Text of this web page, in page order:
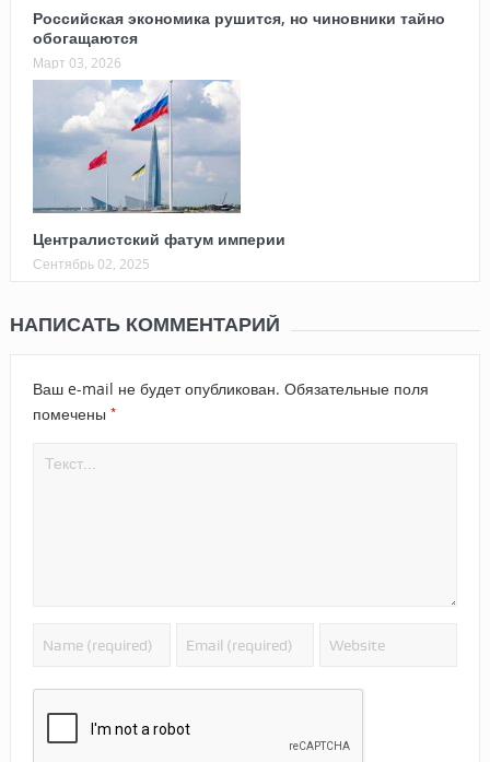
Российская экономика рушится, но чиновники тайно
обогащаются
Март 03, 2026
Централистский фатум империи
Сентябрь 02, 2025
НАПИСАТЬ КОММЕНТАРИЙ
Ваш e-mail не будет опубликован. Обязательные поля
помечены *